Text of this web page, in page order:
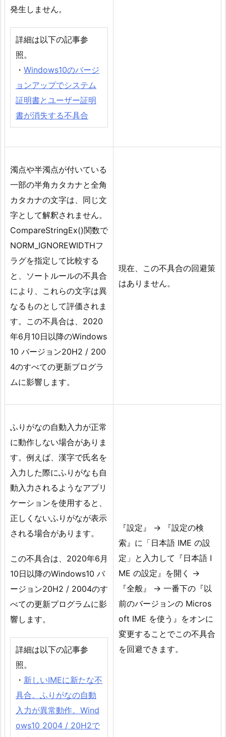
発生しません。
詳細は以下の記事参
照。
・ Windows10のバージ
ョンアップでシステム
証明書とユーザー証明
書が消失する不具合
濁点や半濁点が付いている
一部の半角カタカナと全角
カタカナの文字は、同じ文
字として解釈されません。
CompareStringEx()関数で
NORM_IGNOREWIDTHフ
ラグを指定して比較する
と、ソートルールの不具合
により、これらの文字は異
なるものとして評価されま
す。この不具合は、2020
年6月10日以降のWindows
10 バージョン20H2 / 200
4のすべての更新プログラ
ムに影響します。
現在、この不具合の回避策
はありません。
ふりがなの自動入力が正常
に動作しない場合がありま
す。例えば、漢字で氏名を
入力した際にふりがなも自
動入力されるようなアプリ
ケーションを使用すると、
正しくないふりがなが表示
される場合があります。
この不具合は、2020年6月
10日以降のWindows10 バ
ージョン20H2 / 2004のす
べての更新プログラムに影
響します。
詳細は以下の記事参
照。
・ 新しいIMEに新たな不
具合。ふりがなの自動
入力が異常動作。Wind
ows10 2004 / 20H2で
『設定』 → 『設定の検
索』に「日本語 IME の設
定」と入力して『日本語 I
ME の設定』を開く →
『全般』 → 一番下の『以
前のバージョンの Micros
oft IME を使う』をオンに
変更することでこの不具合
を回避できます。